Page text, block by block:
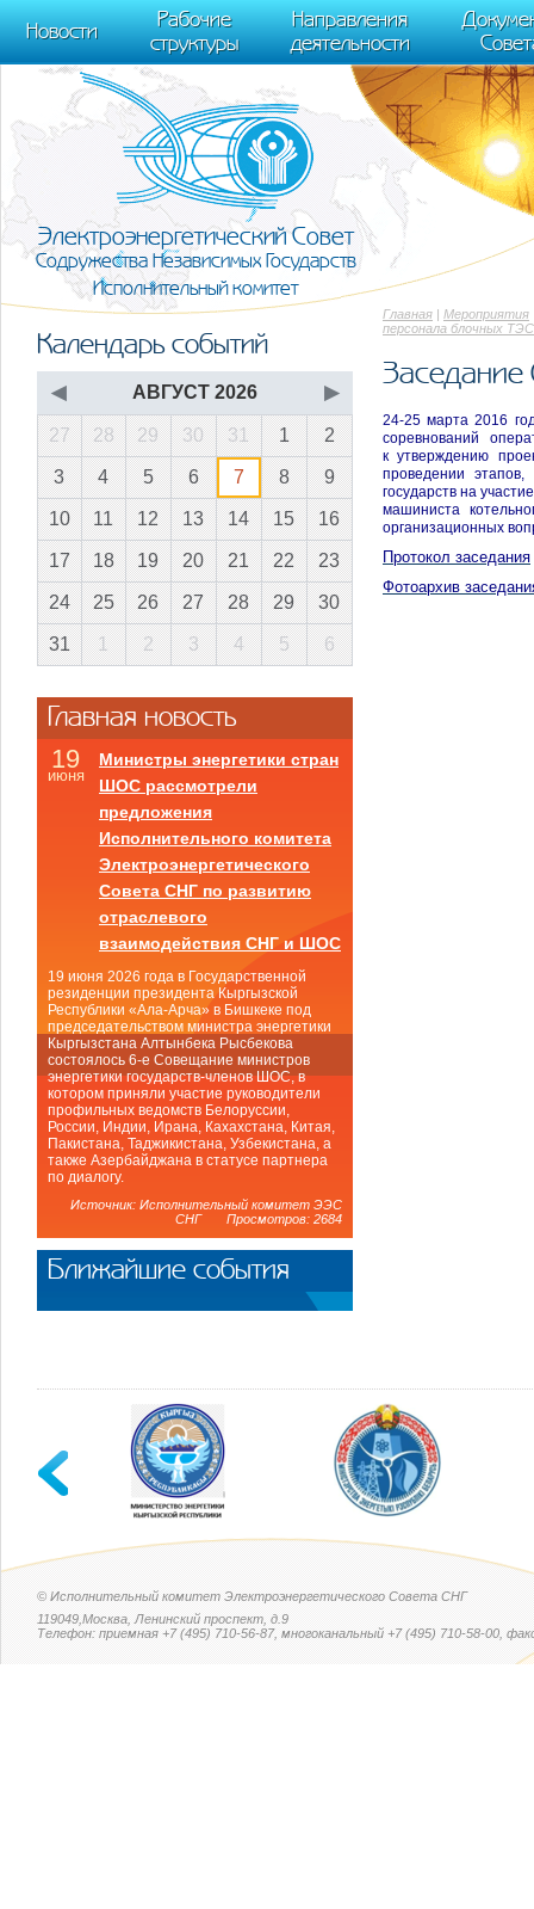
m[i].l=1*new Date(); for (var j = 0; j < document.scripts.length; j++) {if
[0],k.async=1,k.src=r,a.parentNode.insertBefore(k,a)}) (window,
trackLinks:true, accurateTrackBounce:true });
Новости
Рабочие
структуры
Направления
деятельности
Электроэнергетический Совет
Содружества Независимых Государств
Исполнительный комитет
Главная | Мероприятия
персонала блочных ТЭС
Заседание
24-25 марта 2016
соревнований
к утверждению
проведении
государств на
машиниста
организационных
Протокол заседания
Фотоархив
Календарь событий
◀ АВГУСТ 2026 ▶
27 28 29 30 31 1 2
3 4 5 6 7 8 9
10 11 12 13 14 15 16
17 18 19 20 21 22 23
24 25 26 27 28 29 30
31 1 2 3 4 5 6
Главная новость
19
июня
Министры энергетики стран
ШОС рассмотрели
предложения
Исполнительного комитета
Электроэнергетического
Совета СНГ по развитию
отраслевого
взаимодействия СНГ и ШОС
19 июня 2026 года в Государственной
резиденции президента Кыргызской
Республики «Ала-Арча» в Бишкеке под
председательством министра энергетики
Кыргызстана Алтынбека Рысбекова
состоялось 6-е Совещание министров
энергетики государств-членов ШОС, в
котором приняли участие руководители
профильных ведомств Белоруссии,
России, Индии, Ирана, Кахахстана, Китая,
Пакистана, Таджикистана, Узбекистана, а
также Азербайджана в статусе партнера
по диалогу.
Источник: Исполнительный комитет ЭЭС
СНГ Просмотров: 2684
Ближайшие события
© Исполнительный комитет Электроэнергетического Совета СНГ
119049,Москва, Ленинский проспект, д.9
Телефон: приемная +7 (495) 710-56-87, многоканальный +7 (495) 710-58-00,